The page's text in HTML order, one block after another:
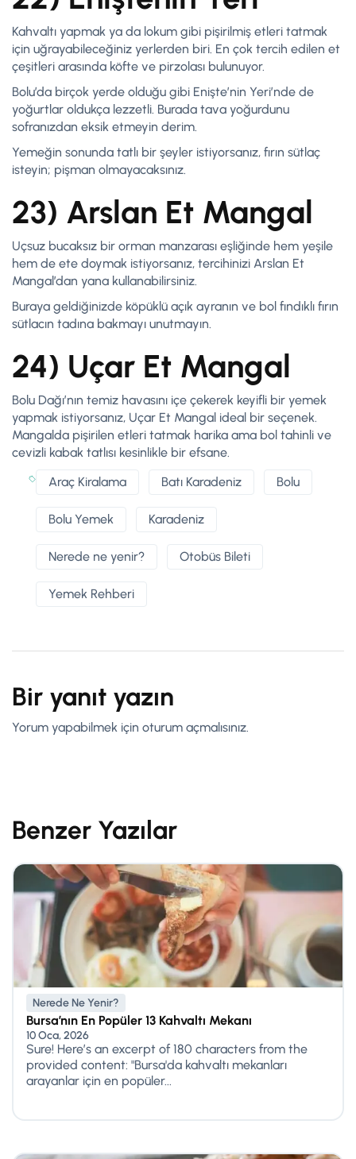
Kahvaltı yapmak ya da lokum gibi pişirilmiş etleri tatmak
için uğrayabileceğiniz yerlerden biri. En çok tercih edilen et
çeşitleri arasında köfte ve pirzolası bulunuyor.
Bolu’da birçok yerde olduğu gibi Enişte’nin Yeri’nde de
yoğurtlar oldukça lezzetli. Burada tava yoğurdunu
sofranızdan eksik etmeyin derim.
Yemeğin sonunda tatlı bir şeyler istiyorsanız, fırın sütlaç
isteyin; pişman olmayacaksınız.
23) Arslan Et Mangal
Uçsuz bucaksız bir orman manzarası eşliğinde hem yeşile
hem de ete doymak istiyorsanız, tercihinizi Arslan Et
Mangal’dan yana kullanabilirsiniz.
Buraya geldiğinizde köpüklü açık ayranın ve bol fındıklı fırın
sütlacın tadına bakmayı unutmayın.
24) Uçar Et Mangal
Bolu Dağı’nın temiz havasını içe çekerek keyifli bir yemek
yapmak istiyorsanız, Uçar Et Mangal ideal bir seçenek.
Mangalda pişirilen etleri tatmak harika ama bol tahinli ve
cevizli kabak tatlısı kesinlikle bir efsane.
Araç Kiralama
Batı Karadeniz Bolu
Bolu Yemek Karadeniz
Nerede ne yenir? Otobüs Bileti
Yemek Rehberi
Bir yanıt yazın
Yorum yapabilmek için oturum açmalısınız.
Benzer Yazılar
Nerede Ne Yenir?
Bursa’nın En Popüler 13 Kahvaltı Mekanı
10 Oca, 2026
Sure! Here’s an excerpt of 180 characters from the
provided content: "Bursa'da kahvaltı mekanları
arayanlar için en popüler...